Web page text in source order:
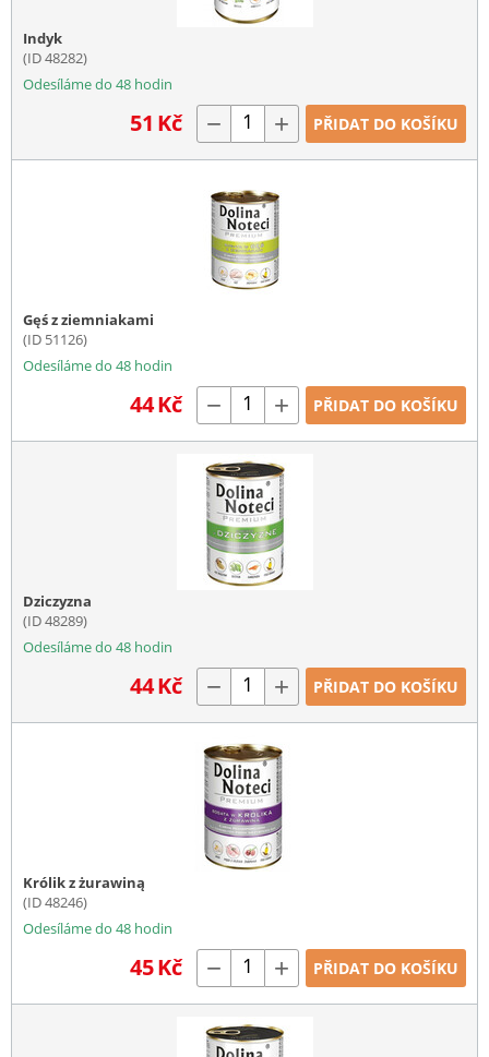
Indyk
(ID 48282)
Odesíláme do 48 hodin
51 Kč − + PŘIDAT DO KOŠÍKU
Gęś z ziemniakami
(ID 51126)
Odesíláme do 48 hodin
44Kč − + PŘIDAT DO KOŠÍKU
Dziczyzna
(ID 48289)
Odesíláme do 48 hodin
44Kč − + PŘIDAT DO KOŠÍKU
Królik z żurawiną
(ID 48246)
Odesíláme do 48 hodin
45Kč − + PŘIDAT DO KOŠÍKU